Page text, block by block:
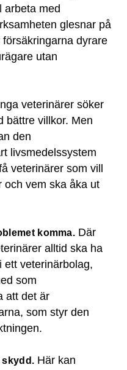
arbeta med
glesnar på
dyrare
utan
veterinärer söker
bättre villkor. Men
den
livsmedelssystem
veterinärer som vill
och vem ska åka ut
komma. Där
alltid ska ha
ett veterinärbolag,
som
att det är
som styr den
skydd. Här kan